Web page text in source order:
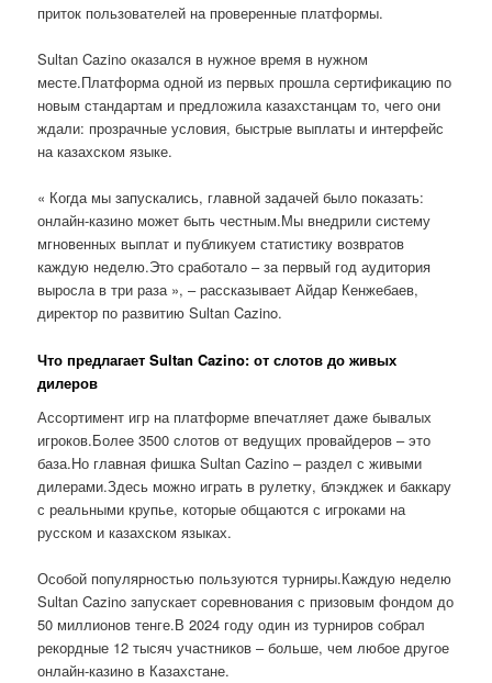
приток пользователей на проверенные платформы.
Sultan Cazino оказался в нужное время в нужном
месте.Платформа одной из первых прошла сертификацию по
новым стандартам и предложила казахстанцам то, чего они
ждали: прозрачные условия, быстрые выплаты и интерфейс
на казахском языке.
« Когда мы запускались, главной задачей было показать:
онлайн-казино может быть честным.Мы внедрили систему
мгновенных выплат и публикуем статистику возвратов
каждую неделю.Это сработало – за первый год аудитория
выросла в три раза », – рассказывает Айдар Кенжебаев,
директор по развитию Sultan Cazino.
Что предлагает Sultan Cazino: от слотов до живых
дилеров
Ассортимент игр на платформе впечатляет даже бывалых
игроков.Более 3500 слотов от ведущих провайдеров – это
база.Но главная фишка Sultan Cazino – раздел с живыми
дилерами.Здесь можно играть в рулетку, блэкджек и баккару
с реальными крупье, которые общаются с игроками на
русском и казахском языках.
Особой популярностью пользуются турниры.Каждую неделю
Sultan Cazino запускает соревнования с призовым фондом до
50 миллионов тенге.В 2024 году один из турниров собрал
рекордные 12 тысяч участников – больше, чем любое другое
онлайн-казино в Казахстане.